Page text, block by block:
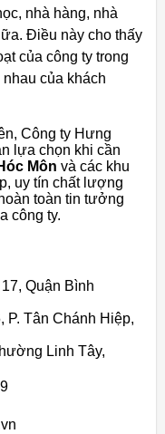
nhà hàng, nhà
Điều này cho thấy
của công ty trong
của khách
Công ty Hưng
lựa chọn khi cần
Môn và các khu
uy tín chất lượng
toàn tin tưởng
công ty.
Quận Bình
P. Tân Chánh Hiệp,
Linh Tây,